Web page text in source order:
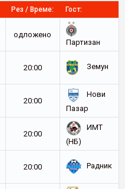
Рез / Време: Гост:
oдложено
Партизан
20:00
Земун
20:00
Нови
Пазар
20:00
ИМТ
(НБ)
20:00
Радник